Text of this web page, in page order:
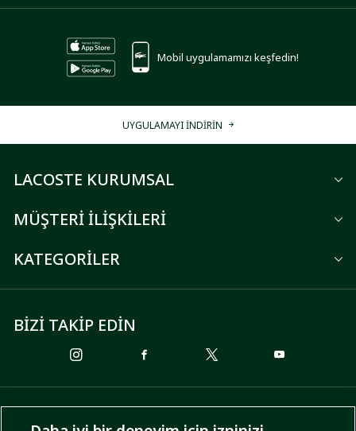
Mobil uygulamamızı keşfedin!
UYGULAMAYI İNDİRİN
LACOSTE KURUMSAL
MÜŞTERİ İLİŞKİLERİ
KATEGORİLER
BİZİ TAKİP EDİN
ÖDEME SEÇENEKLERİ